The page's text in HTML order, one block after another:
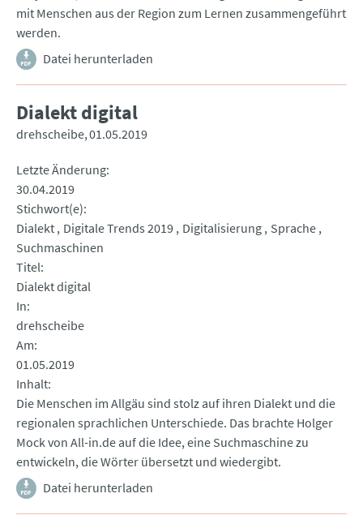
mit Menschen aus der Region zum Lernen zusammengeführt
werden.
Datei herunterladen
Dialekt digital
drehscheibe 01.05.2019
Letzte Änderung
30.04.2019
Stichwort(e)
Dialekt Digitale Trends 2019 Digitalisierung Sprache
Suchmaschinen
Titel
Dialekt digital
In
drehscheibe
Am
01.05.2019
Inhalt
Die Menschen im Allgäu sind stolz auf ihren Dialekt und die
regionalen sprachlichen Unterschiede. Das brachte Holger
Mock von All-in.de auf die Idee, eine Suchmaschine zu
entwickeln, die Wörter übersetzt und wiedergibt.
Datei herunterladen